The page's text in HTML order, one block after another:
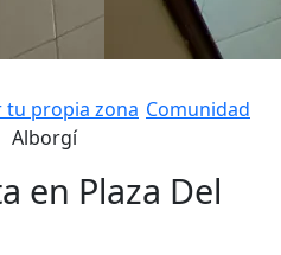
tu propia zona Comunidad
Alborgí
en Plaza Del